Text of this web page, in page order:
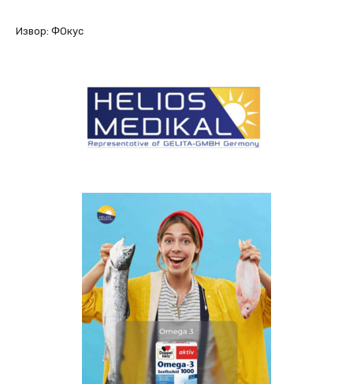
Извор: ФОкус